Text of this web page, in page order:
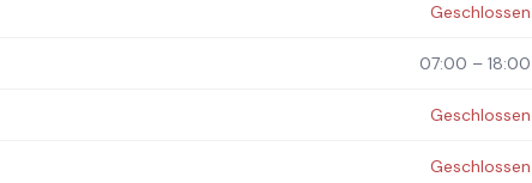
Geschlossen
07:00 – 18:00
Geschlossen
Geschlossen